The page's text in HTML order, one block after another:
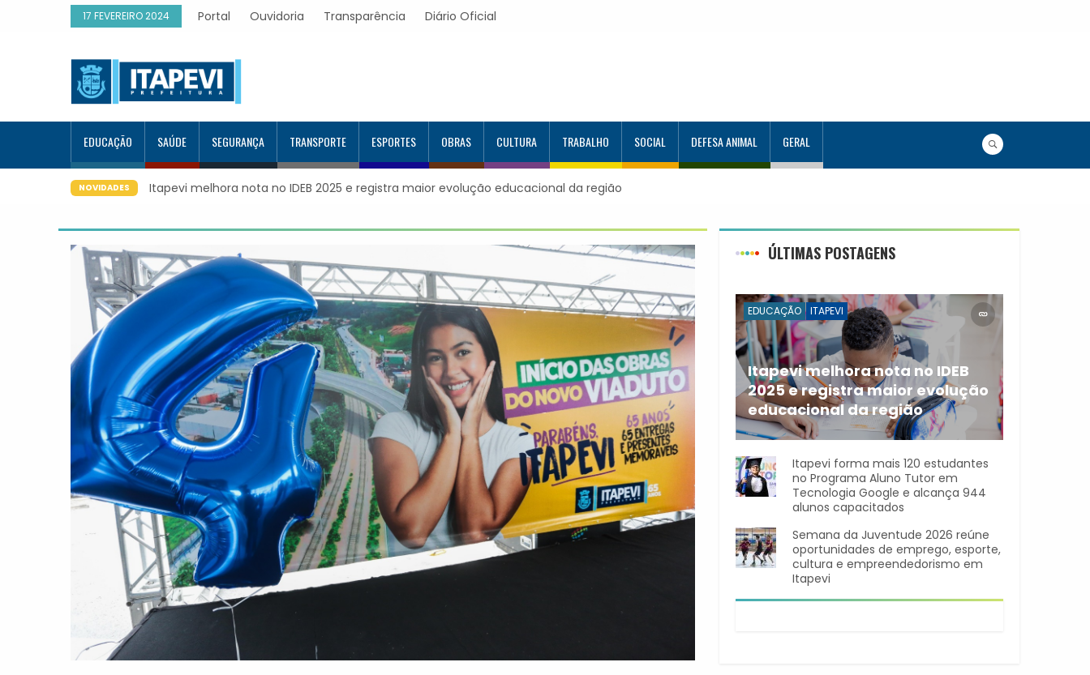
17 FEVEREIRO 2024 Portal Ouvidoria Transparência Diário Oficial
EDUCAÇÃO SAÚDE SEGURANÇA TRANSPORTE ESPORTES OBRAS CULTURA TRABALHO SOCIAL DEFESA ANIMAL GERAL
NOVIDADES
e registra maior evolução educacional da regiãoItapevi forma mais 120 estudantes no Programa Aluno Tutor em Tecnologia
ÚLTIMAS POSTAGENS
EDUCAÇÃO ITAPEVI
Itapevi melhora nota no IDEB
2025 e registra maior evolução
educacional da região
A rede municipal de ensino
Itapevi forma mais 120 estudantes
no Programa Aluno Tutor em
Tecnologia Google e alcança 944
alunos capacitados
Semana da Juventude 2026 reúne
oportunidades de emprego, esporte,
cultura e empreendedorismo em
Itapevi